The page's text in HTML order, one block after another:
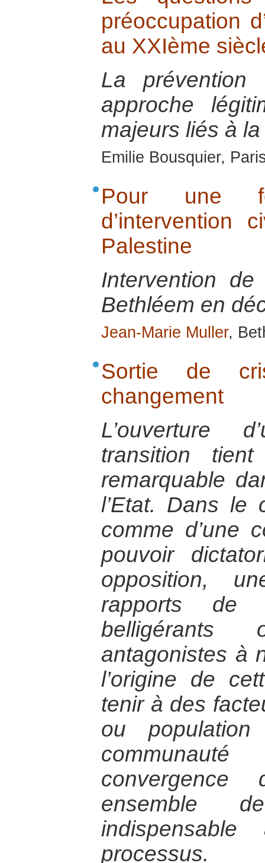
préoccupation
au XXIème
La prévention
approche
majeurs liés à
Emilie Bousquier,
Pour une
d’intervention
Palestine
Intervention
Bethléem en
Jean-Marie Muller,
Sortie de
changement
L’ouverture
transition
remarquable
l’Etat. Dans le
comme d’une
pouvoir
opposition,
rapports de
antagonistes à
l’origine de
tenir à des
ou
convergence
ensemble
processus.